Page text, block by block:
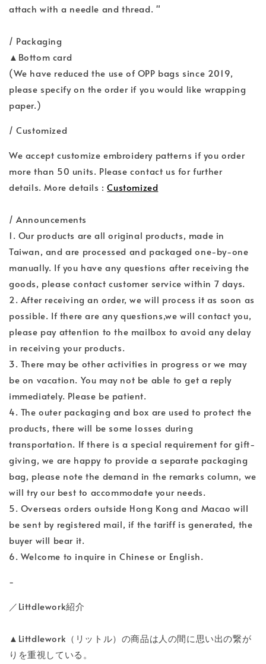
attach with a needle and thread. "
/ Packaging
▲Bottom card
(We have reduced the use of OPP bags since 2019,
please specify on the order if you would like wrapping
paper.)
/ Customized
We accept customize embroidery patterns if you order
more than 50 units. Please contact us for further
details. More details :Customized
/ Announcements
1. Our products are all original products, made in
Taiwan, and are processed and packaged one-by-one
manually. If you have any questions after receiving the
goods, please contact customer service within 7 days.
2. After receiving an order, we will process it as soon as
possible. If there are any questions,we will contact you,
please pay attention to the mailbox to avoid any delay
in receiving your products.
3. There may be other activities in progress or we may
be on vacation. You may not be able to get a reply
immediately. Please be patient.
4. The outer packaging and box are used to protect the
products, there will be some losses during
transportation. If there is a special requirement for gift-
giving, we are happy to provide a separate packaging
bag, please note the demand in the remarks column, we
will try our best to accommodate your needs.
5. Overseas orders outside Hong Kong and Macao will
be sent by registered mail, if the tariff is generated, the
buyer will bear it.
6. Welcome to inquire in Chinese or English.
-
／Littdlework紹介
▲Littdlework（リットル）の商品は人の間に思い出の繋が
りを重視している。